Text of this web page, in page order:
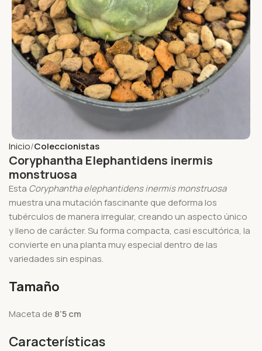
Inicio Coleccionistas
Coryphantha Elephantidens inermis
monstruosa
Esta Coryphantha elephantidens inermis monstruosa
muestra una mutación fascinante que deforma los
tubérculos de manera irregular, creando un aspecto único
y lleno de carácter. Su forma compacta, casi escultórica, la
convierte en una planta muy especial dentro de las
variedades sin espinas.
Tamaño
Maceta de 8’5 cm
Características